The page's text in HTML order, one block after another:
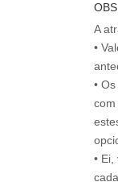
A
•
•
com
•